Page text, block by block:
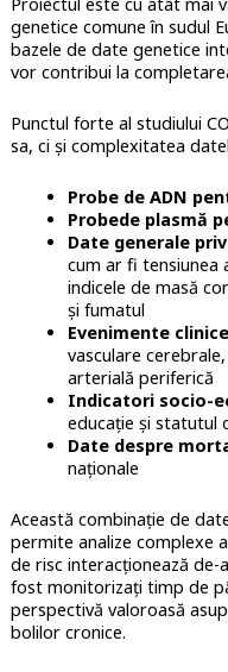
genetice comune în sudul
bazele de date genetice
vor contribui la
Punctul forte al studiului
sa, ci și complexitatea
Probe de ADN
Probede plasmă
Date generale
cum ar fi tensiunea
indicele de masă
și fumatul
Evenimente clinice
vasculare
arterială periferică
Indicatori socio-
educație și statutul
Date despre
naționale
Această combinație de
permite analize complexe
de risc interacționează de-
fost monitorizați timp de
perspectivă valoroasă
bolilor cronice.